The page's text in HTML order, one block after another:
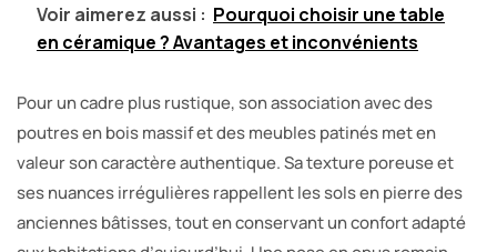
Voir aimerez aussi : Pourquoi choisir une table
en céramique ? Avantages et inconvénients
Pour un cadre plus rustique, son association avec des
poutres en bois massif et des meubles patinés met en
valeur son caractère authentique. Sa texture poreuse et
ses nuances irrégulières rappellent les sols en pierre des
anciennes bâtisses, tout en conservant un confort adapté